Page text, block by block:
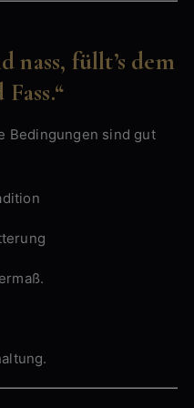
nass, füllt’s dem
Bedingungen sind gut